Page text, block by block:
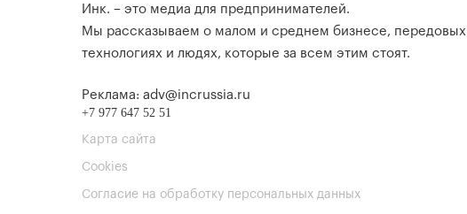
Инк. – это медиа для предпринимателей.
Мы рассказываем о малом и среднем бизнесе, передовых
технологиях и людях, которые за всем этим стоят.
Реклама: adv@incrussia.ru
+7 977 647 52 51
Карта сайта
Cookies
Согласие на обработку персональных данных